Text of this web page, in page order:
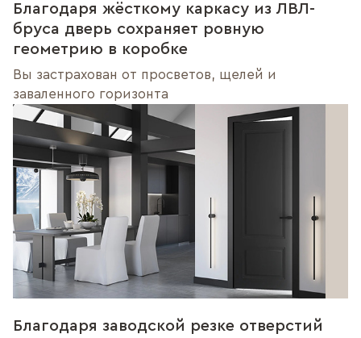
Благодаря жёсткому каркасу из ЛВЛ-
бруса дверь сохраняет ровную
геометрию в коробке
Вы застрахован от просветов, щелей и
заваленного горизонта
Благодаря заводской резке отверстий